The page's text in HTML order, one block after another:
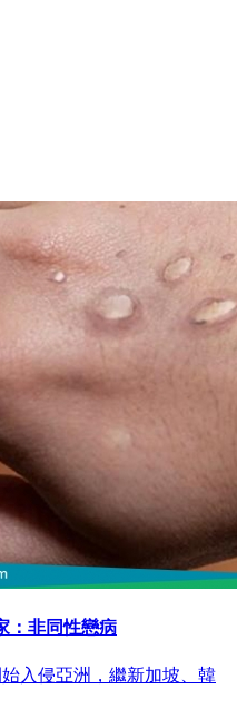
：非同性戀病
入侵亞洲，繼新加坡、韓